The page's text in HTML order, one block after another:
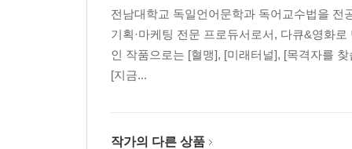
전남대학교 독일언어문학과 독어교수법을 전
기획·마케팅 전문 프로듀서로서, 다큐&영화
인 작품으로는 [혈맹], [미래터널], [목격자를
[지금...
작가의 다른 상품